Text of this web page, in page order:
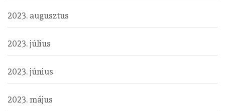
2023. augusztus
2023. július
2023. június
2023. május